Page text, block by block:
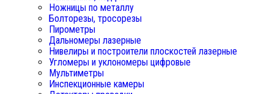
Ножницы по металлу
Болторезы, тросорезы
Пирометры
Дальномеры лазерные
Нивелиры и построители плоскостей лазерные
Угломеры и уклономеры цифровые
Мультиметры
Инспекционные камеры